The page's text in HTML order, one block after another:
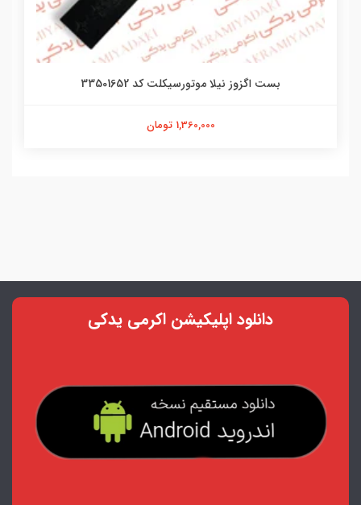
بست اگزوز نیلا موتورسیکلت کد 33501652
1,360,000 تومان
دانلود اپلیکیشن اکرمی یدکی